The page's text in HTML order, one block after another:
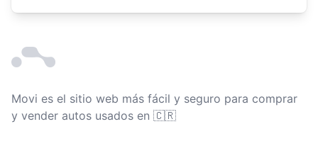
Movi es el sitio web más fácil y seguro para comprar
y vender autos usados en Costa Rica
🇨🇷